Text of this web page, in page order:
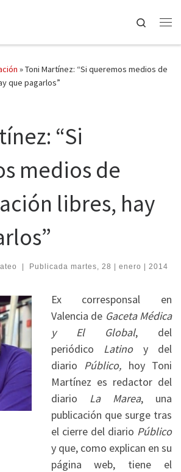
Search
»Toni Martínez: “Si queremos medios de
que pagarlos”
“Si
medios de
libres, hay
| Publicada martes, 28 | enero | 2014
Ex corresponsal en
Valencia de Gaceta Médica
y El Global, del
periódico Latinoy del
diario Público, hoy Toni
Martínez es redactor del
diario La Marea, una
publicación que surge tras
el cierre del diario Público
y que, como explican en su
página web, tiene el